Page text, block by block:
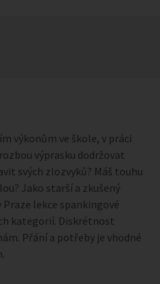
výkonům ve škole, v práci
výprasku dodržovat
svých zlozvyků? Máš touhu
Jako starší a zkušený
lekce spankingové
kategorií. Diskrétnost
Přání a potřeby je vhodné